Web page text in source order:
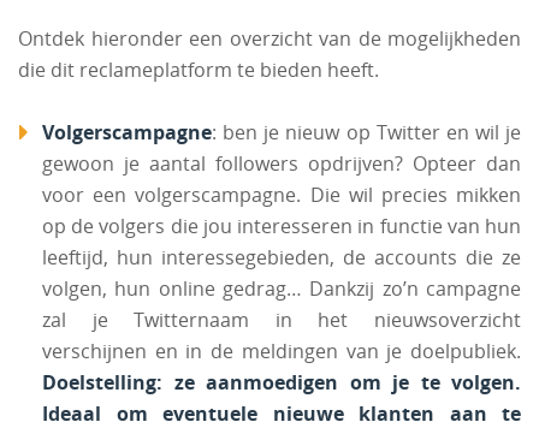
Ontdek hieronder een overzicht van de mogelijkheden
die dit reclameplatform te bieden heeft.
Volgerscampagne: ben je nieuw op Twitter en wil je
gewoon je aantal followers opdrijven? Opteer dan
voor een volgerscampagne. Die wil precies mikken
op de volgers die jou interesseren in functie van hun
leeftijd, hun interessegebieden, de accounts die ze
volgen, hun online gedrag… Dankzij zo’n campagne
zal je Twitternaam in het nieuwsoverzicht
verschijnen en in de meldingen van je doelpubliek.
Doelstelling: ze aanmoedigen om je te volgen.
Ideaal om eventuele nieuwe klanten aan te